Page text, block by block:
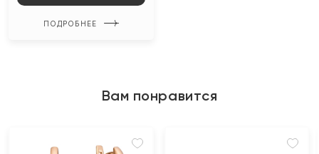
ПОДРОБНЕЕ
Вам понравится